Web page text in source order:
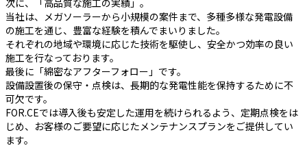
次に、「高品質な施工の実績」。
当社は、メガソーラーから小規模の案件まで、多種多様な発電設備
の施工を通じ、豊富な経験を積んでまいりました。
それぞれの地域や環境に応じた技術を駆使し、安全かつ効率の良い
施工を行なっております。
最後に「綿密なアフターフォロー」です。
設備設置後の保守・点検は、長期的な発電性能を保持するために不
可欠です。
FOR.CEでは導入後も安定した運用を続けられるよう、定期点検をは
じめ、お客様のご要望に応じたメンテナンスプランをご提供してい
ます。